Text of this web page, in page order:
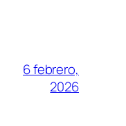
6 febrero,
2026